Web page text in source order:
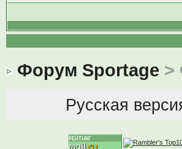
Форум Sportage >
Русская